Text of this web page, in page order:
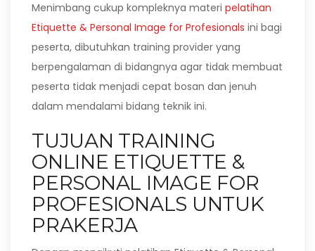
Menimbang cukup kompleknya materi pelatihan
Etiquette & Personal Image for Profesionals ini bagi
peserta, dibutuhkan training provider yang
berpengalaman di bidangnya agar tidak membuat
peserta tidak menjadi cepat bosan dan jenuh
dalam mendalami bidang teknik ini.
TUJUAN TRAINING
ONLINE ETIQUETTE &
PERSONAL IMAGE FOR
PROFESIONALS UNTUK
PRAKERJA